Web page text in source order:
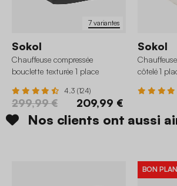
7 variantes
Sokol
Chauffeuse compressée
bouclette texturée 1 place
4.3 (124)
299,99 € 209,99 €
Sokol
côtelé 1
Nos clients ont aussi
BON PLAN